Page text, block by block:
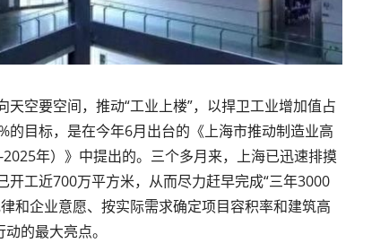
天空要空间，推动“工业上楼”，以捍卫工业增加值占
的目标，是在今年6月出台的《上海市推动制造业高
年）》中提出的。三个多月来，上海已迅速排摸
开工近700万平方米，从而尽力赶早完成“三年3000
和企业意愿、按实际需求确定项目容积率和建筑高
的最大亮点。